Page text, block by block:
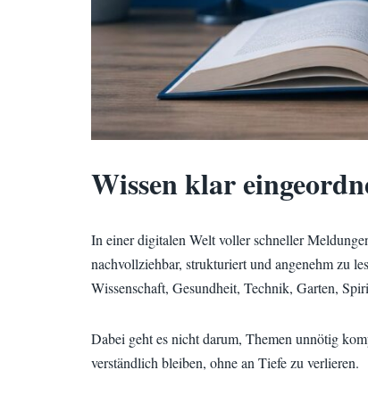
Wissen klar
In einer digitalen Welt voller schneller
nachvollziehbar, strukturiert und angenehm zu
Wissenschaft, Gesundheit, Technik, Garten,
Dabei geht es nicht darum, Themen unnötig
verständlich bleiben, ohne an Tiefe zu verlieren.